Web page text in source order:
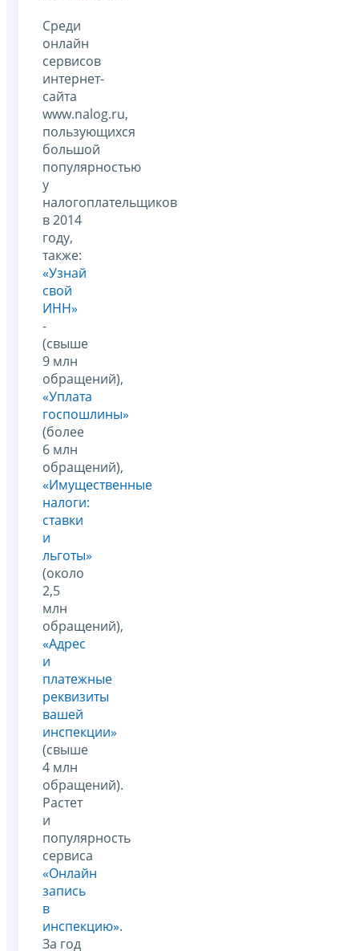
Среди
онлайн
сервисов
интернет-
сайта
www.nalog.ru,
пользующихся
большой
популярностью
у
налогоплательщиков
в 2014
году,
также:
«Узнай
свой
ИНН»
-
(свыше
9 млн
обращений),
«Уплата
госпошлины»
(более
6 млн
обращений),
«Имущественные
налоги:
ставки
и
льготы»
(около
2,5
млн
обращений),
«Адрес
и
платежные
реквизиты
вашей
инспекции»
(свыше
4 млн
обращений).
Растет
и
популярность
сервиса
«Онлайн
запись
в
инспекцию».
За год